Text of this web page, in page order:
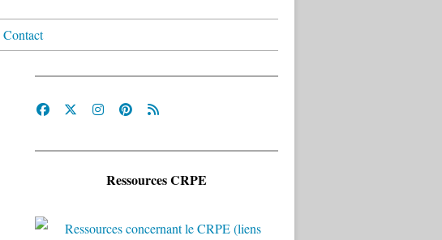
Contact
Ressources CRPE